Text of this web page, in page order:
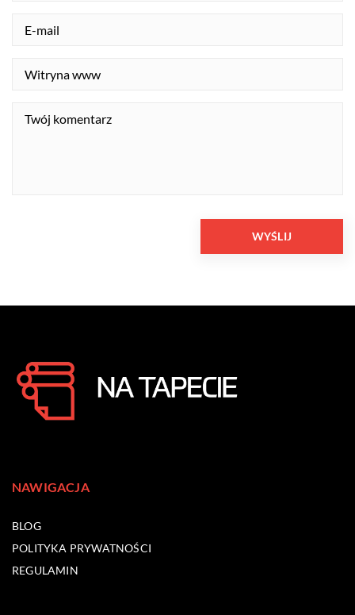
NAWIGACJA
BLOG
POLITYKA PRYWATNOŚCI
REGULAMIN